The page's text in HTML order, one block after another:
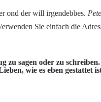
ond der will irgendebbes.
Sie einfach die
zu sagen oder zu schreiben.
wie es eben gestattet